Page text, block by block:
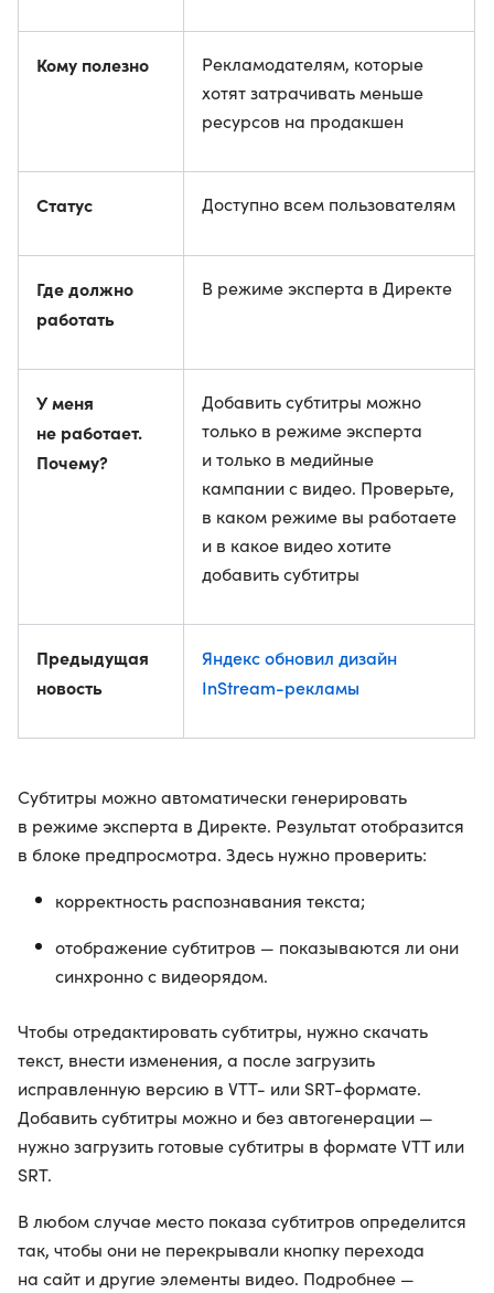
Кому полезно
Рекламодателям, которые
хотят затрачивать меньше
ресурсов на продакшен
Статус Доступно всем пользователям
Где должно
работать
В режиме эксперта в Директе
У меня
не работает.
Почему?
Добавить субтитры можно
только в режиме эксперта
и только в медийные
кампании с видео. Проверьте,
в каком режиме вы работаете
и в какое видео хотите
добавить субтитры
Предыдущая
новость
Яндекс обновил дизайн
InStream-рекламы
Субтитры можно автоматически генерировать
в режиме эксперта в Директе. Результат отобразится
в блоке предпросмотра. Здесь нужно проверить:
корректность распознавания текста;
отображение субтитров — показываются ли они
синхронно с видеорядом.
Чтобы отредактировать субтитры, нужно скачать
текст, внести изменения, а после загрузить
исправленную версию в VTT- или SRT-формате.
Добавить субтитры можно и без автогенерации —
нужно загрузить готовые субтитры в формате VTT или
SRT.
В любом случае место показа субтитров определится
так, чтобы они не перекрывали кнопку перехода
на сайт и другие элементы видео. Подробнее —